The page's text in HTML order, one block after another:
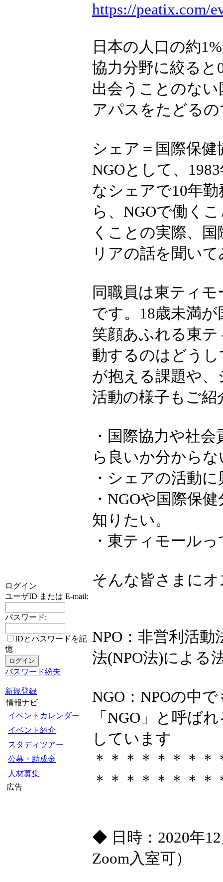
ログイン
ユーザID または E-mail:
パスワード:
IDとパスワードを記
憶
パスワード紛失
新規登録
情報ナビ
イベントカレンダー
イベント紹介
スタディツアー
公募・助成金
人材募集
広告
https://peatix.com/
日本の人口の約
協力分野に絞ると
出会うことのな
アパスをたどる
シェア＝国際保
NGOとして、
なシェアで10年
ら、NGOで働く
くことの実際、
リアの話を聞い
同職員は東ティ
です。18歳未満
笑顔あふれる東
動するのはどう
が抱える課題や
活動の様子もご紹
・国際協力や社
ら良いか分からな
・シェアの活動
・NGOや国際保
知りたい。
・東ティモール
そんな皆さまに
NPO：非営利活
法(NPO法)による
NGO：NPOの中
「NGO」と呼ば
しています
＊＊＊＊＊＊＊
＊＊＊＊＊＊＊＊
◆ 日時：2020年
Zoom入室可）